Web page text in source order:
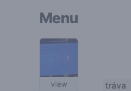
Menu
view tráva